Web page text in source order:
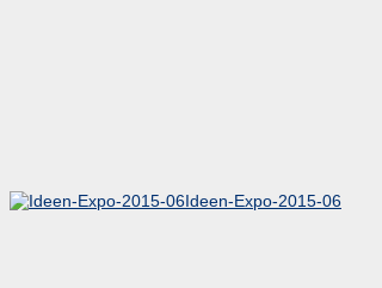
Ideen-Expo-2015-06